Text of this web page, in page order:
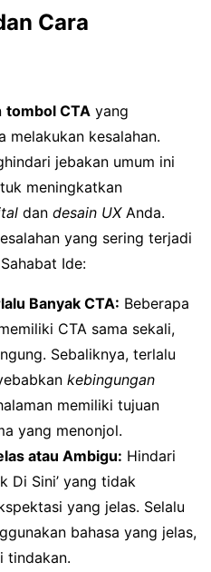
Cara
tombol CTA yang
melakukan kesalahan.
jebakan umum ini
meningkatkan
dan desain UXAnda.
yang sering terjadi
Ide:
Banyak CTA: Beberapa
CTA sama sekali,
Sebaliknya, terlalu
kebingungan
memiliki tujuan
yang menonjol.
atau Ambigu: Hindari
Di Sini’ yang tidak
yang jelas. Selalu
bahasa yang jelas,
tindakan.